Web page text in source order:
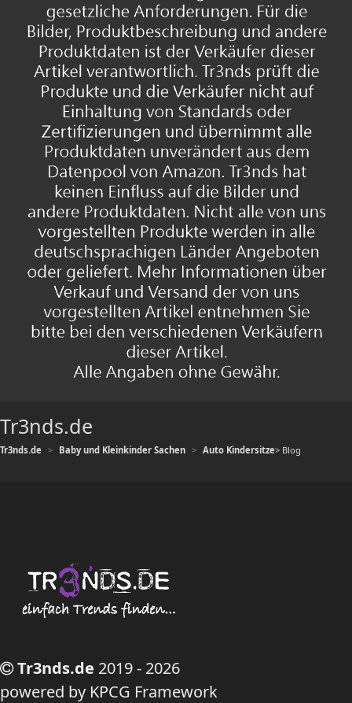
Tr3nds.de
Tr3nds.de Baby und Kleinkinder Sachen Auto Kindersitze> Blog
Tr3nds.de 2019 - 2026
powered by KPCG Framework